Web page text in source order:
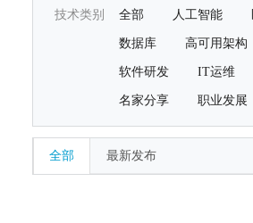
技术类别 全部 人工智能
数据库 高可用架构
软件研发 IT运维
名家分享 职业发展
全部 最新发布